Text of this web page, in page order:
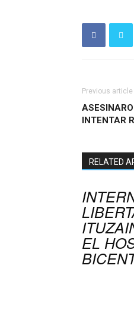
Previous article
INTENTAR
RELATED
EL